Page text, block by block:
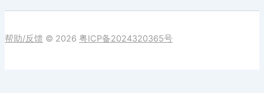
帮助/反馈 © 2026 粤ICP备2024320365号